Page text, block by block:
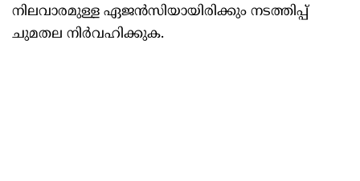
നിലവാരമുള്ള ഏജൻസിയായിരിക്കും നടത്തിപ്പ്
ചുമതല നിർവഹിക്കുക.